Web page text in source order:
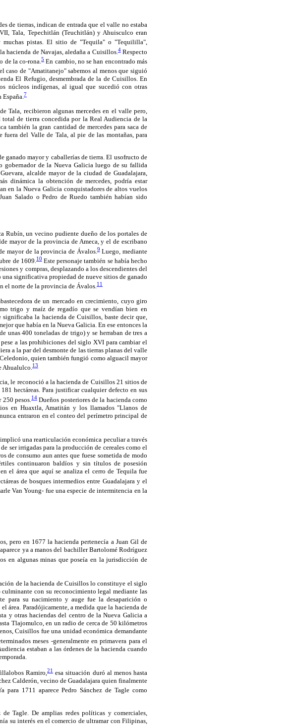
de tierras, indican de entrada que el valle no estaba
Tala, Tepechitlán (Teuchitlán) y Ahuisculco eran
pistas. El sitio de "Tequila" o "Tequililla",
hacienda de Navajas, aledaña a Cuisillos.4Respecto
de la co-rona.5En cambio, no se han encontrado más
caso de "Amatitanejo" sabemos al menos que siguió
El Refugio, desmembrada de la de Cuisillos. En
núcleos indígenas, al igual que sucedió con otras
7
Tala, recibieron algunas mercedes en el valle pero,
de tierra concedida por la Real Audiencia de la
también la gran cantidad de mercedes para saca de
fuera del Valle de Tala, al pie de las montañas, para
ganado mayor y caballerías de tierra. El usofructo de
gobernador de la Nueva Galicia luego de su fallida
alcalde mayor de la ciudad de Guadalajara,
dinámica la obtención de mercedes, podría estar
en la Nueva Galicia conquistadores de altos vuelos
Salado o Pedro de Ruedo también habían sido
Rubín, un vecino pudiente dueño de los portales de
mayor de la provincia de Ameca, y el de escribano
mayor de la provincia de Ávalos.9Luego, mediante
de 1609.10Este personaje también se había hecho
y compras, desplazando a los descendientes del
significativa propiedad de nueve sitios de ganado
el norte de la provincia de Ávalos.11
de un mercado en crecimiento, cuyo giro
trigo y maíz de regadío que se vendían bien en
la hacienda de Cuisillos, baste decir que,
que había en la Nueva Galicia. En ese entonces la
unas 400 toneladas de trigo) y se herraban de tres a
a las prohibiciones del siglo XVI para cambiar el
a la par del desmonte de las tierras planas del valle
quien también fungió como alguacil mayor
Ahualulco.13
le reconoció a la hacienda de Cuisillos 21 sitios de
hectáreas. Para justificar cualquier defecto en sus
pesos.14 Dueños posteriores de la hacienda como
en Huaxtla, Amatitán y los llamados "Llanos de
entraron en el conteo del perímetro principal de
una rearticulación económica peculiar a través
ser irrigadas para la producción de cereales como el
de consumo aun antes que fuese sometida de modo
continuaron baldíos y sin títulos de posesión
el área que aquí se analiza el cerro de Tequila fue
de bosques intermedios entre Guadalajara y el
Van Young- fue una especie de intermitencia en la
pero en 1677 la hacienda pertenecía a Juan Gil de
ya a manos del bachiller Bartolomé Rodríguez
en algunas minas que poseía en la jurisdicción de
de la hacienda de Cuisillos lo constituye el siglo
con su reconocimiento legal mediante las
para su nacimiento y auge fue la desaparición o
área. Paradójicamente, a medida que la hacienda de
y otras haciendas del centro de la Nueva Galicia a
Tlajomulco, en un radio de cerca de 50 kilómetros
Cuisillos fue una unidad económica demandante
meses -generalmente en primavera para el
estaban a las órdenes de la hacienda cuando
Ramiro,21esa situación duró al menos hasta
Calderón, vecino de Guadalajara quien finalmente
para 1711 aparece Pedro Sánchez de Tagle como
Tagle. De amplias redes políticas y comerciales,
su interés en el comercio de ultramar con Filipinas,